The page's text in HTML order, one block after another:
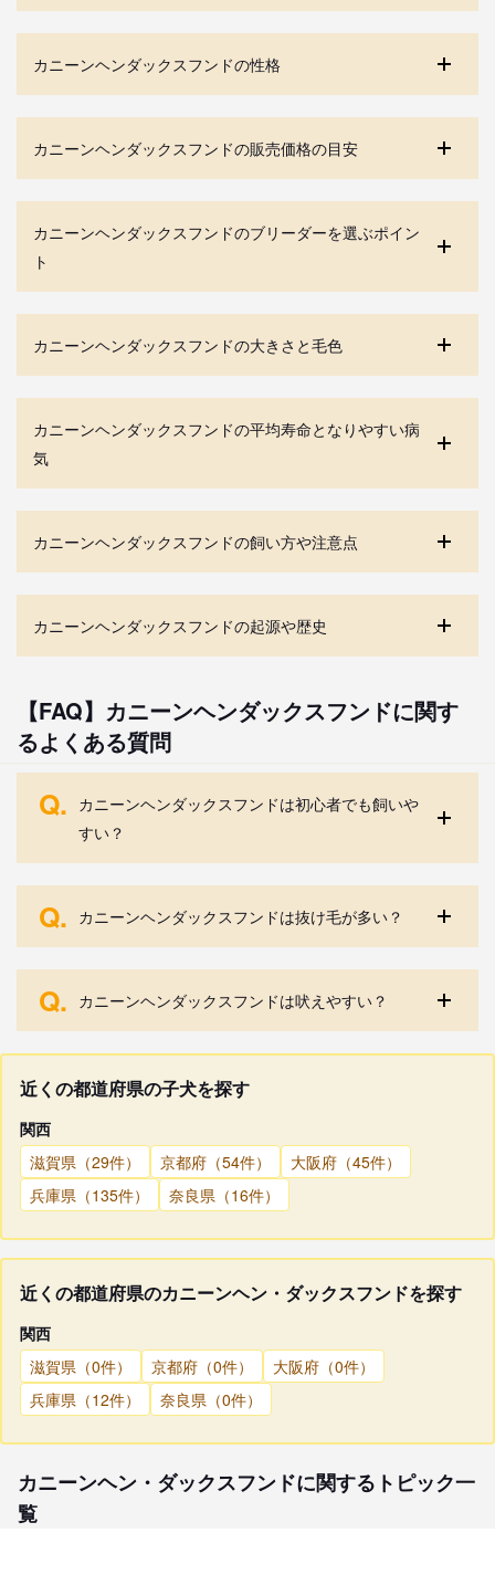
カニーンヘンダックスフンドの性格
カニーンヘンダックスフンドの販売価格の目安
カニーンヘンダックスフンドのブリーダーを選ぶポイン
ト
カニーンヘンダックスフンドの大きさと毛色
カニーンヘンダックスフンドの平均寿命となりやすい病
気
カニーンヘンダックスフンドの飼い方や注意点
カニーンヘンダックスフンドの起源や歴史
【FAQ】カニーンヘンダックスフンドに関す
るよくある質問
Q. カニーンヘンダックスフンドは初心者でも飼いや
すい？
Q. カニーンヘンダックスフンドは抜け毛が多い？
Q. カニーンヘンダックスフンドは吠えやすい？
近くの都道府県の子犬を探す
関西
滋賀県（29件）
京都府（54件）
大阪府（45件）
兵庫県（135件）
奈良県（16件）
近くの都道府県のカニーンヘン・ダックスフンドを探す
関西
滋賀県（0件）
京都府（0件）
大阪府（0件）
兵庫県（12件）
奈良県（0件）
カニーンヘン・ダックスフンドに関するトピック一
覧